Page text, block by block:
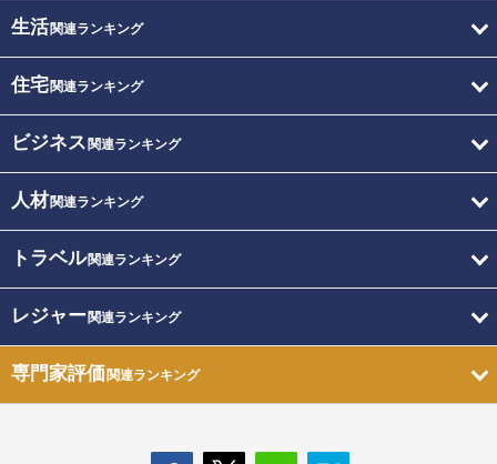
生活関連ランキング
住宅関連ランキング
ビジネス 関連ランキング
人材関連ランキング
トラベル関連ランキング
レジャー関連ランキング
専門家評価関連ランキング